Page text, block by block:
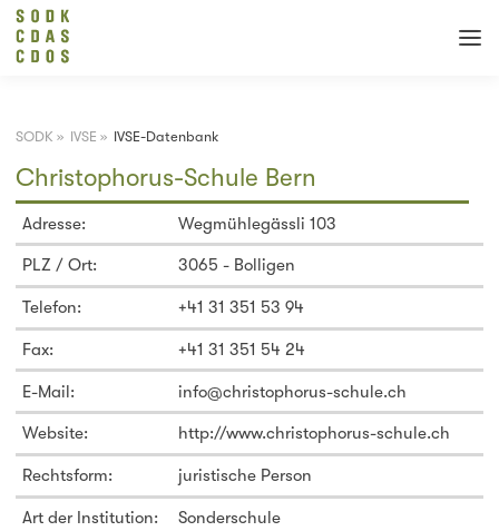
SODK » IVSE » IVSE-Datenbank
Christophorus-Schule Bern
Adresse: Wegmühlegässli 103
PLZ / Ort: 3065 - Bolligen
Telefon: +41 31 351 53 94
Fax: +41 31 351 54 24
E-Mail: info@christophorus-schule.ch
Website: http://www.christophorus-schule.ch
Rechtsform: juristische Person
Art der Institution: Sonderschule